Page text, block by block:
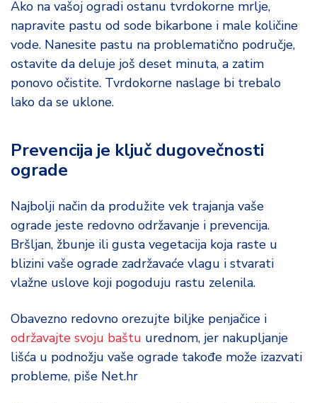
Ako na vašoj ogradi ostanu tvrdokorne mrlje,
napravite pastu od sode bikarbone i male količine
vode. Nanesite pastu na problematično područje,
ostavite da deluje još deset minuta, a zatim
ponovo očistite. Tvrdokorne naslage bi trebalo
lako da se uklone.
Prevencija je ključ dugovečnosti
ograde
Najbolji način da produžite vek trajanja vaše
ograde jeste redovno održavanje i prevencija.
Bršljan, žbunje ili gusta vegetacija koja raste u
blizini vaše ograde zadržavaće vlagu i stvarati
vlažne uslove koji pogoduju rastu zelenila.
Obavezno redovno orezujte biljke penjačice i
održavajte svoju baštu urednom, jer nakupljanje
lišća u podnožju vaše ograde takođe može izazvati
probleme, piše Net.hr